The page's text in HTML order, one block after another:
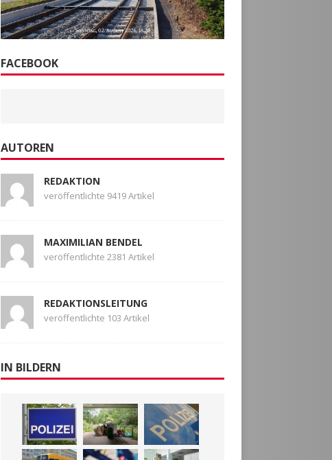
FACEBOOK
AUTOREN
REDAKTION
veröffentlichte 9419 Artikel
MAXIMILIAN BENDEL
veröffentlichte 2381 Artikel
REDAKTIONSLEITUNG
veröffentlichte 103 Artikel
IN BILDERN